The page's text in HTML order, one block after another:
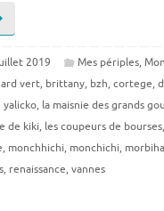
2019 Mes périples,
vert, brittany, bzh, cortege,
yalicko, la maisnie des grands
de kiki, les coupeurs de bourses,
, monchhichi, monchichi,
, renaissance, vannes